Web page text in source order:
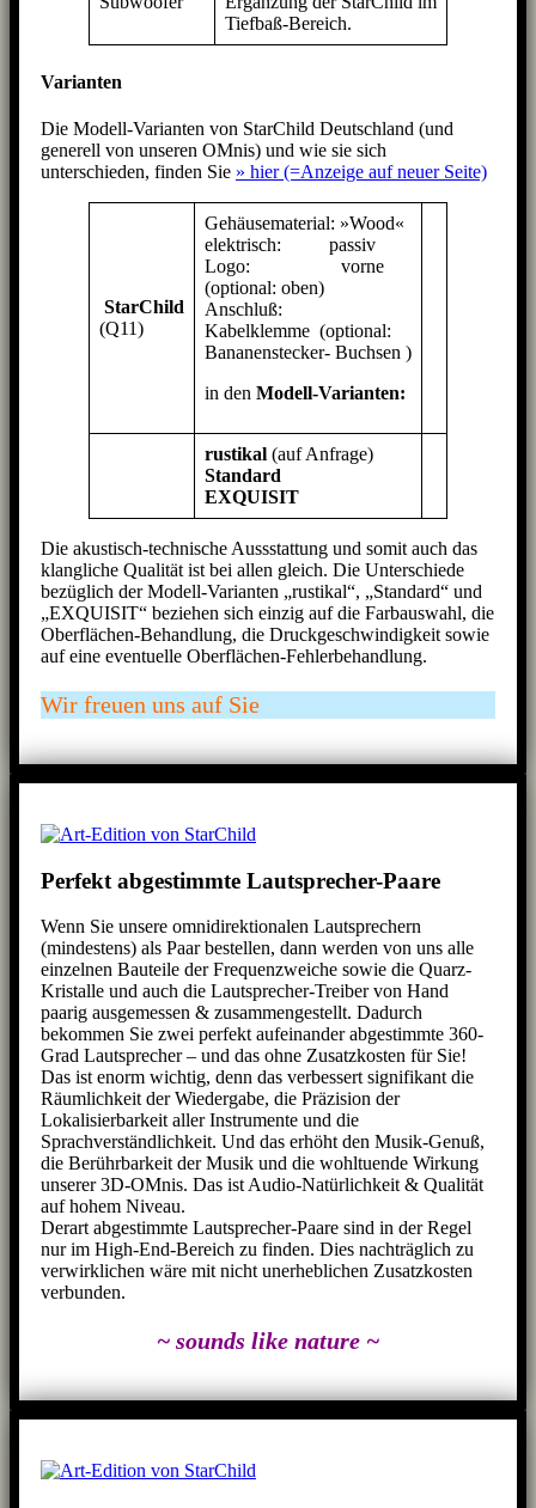
Tiefbaß-Bereich.
Varianten
Die Modell-Varianten von StarChild Deutschland (und
generell von unseren OMnis) und wie sie sich
unterschieden, finden Sie » hier (=Anzeige auf neuer Seite)
StarChild
(Q11)
Gehäusematerial: »Wood«
elektrisch: passiv
Logo: vorne
(optional: oben)
Anschluß:
Kabelklemme (optional:
Bananenstecker- Buchsen )
in den Modell-Varianten:
rustikal (auf Anfrage)
Standard
EXQUISIT
Die akustisch-technische Aussstattung und somit auch das
klangliche Qualität ist bei allen gleich. Die Unterschiede
bezüglich der Modell-Varianten „rustikal“, „Standard“ und
„EXQUISIT“ beziehen sich einzig auf die Farbauswahl, die
Oberflächen-Behandlung, die Druckgeschwindigkeit sowie
auf eine eventuelle Oberflächen-Fehlerbehandlung.
Wir freuen uns auf Sie
Perfekt abgestimmte Lautsprecher-Paare
Wenn Sie unsere omnidirektionalen Lautsprechern
(mindestens) als Paar bestellen, dann werden von uns alle
einzelnen Bauteile der Frequenzweiche sowie die Quarz-
Kristalle und auch die Lautsprecher-Treiber von Hand
paarig ausgemessen & zusammengestellt. Dadurch
bekommen Sie zwei perfekt aufeinander abgestimmte 360-
Grad Lautsprecher – und das ohne Zusatzkosten für Sie!
Das ist enorm wichtig, denn das verbessert signifikant die
Räumlichkeit der Wiedergabe, die Präzision der
Lokalisierbarkeit aller Instrumente und die
Sprachverständlichkeit. Und das erhöht den Musik-Genuß,
die Berührbarkeit der Musik und die wohltuende Wirkung
unserer 3D-OMnis. Das ist Audio-Natürlichkeit & Qualität
auf hohem Niveau.
Derart abgestimmte Lautsprecher-Paare sind in der Regel
nur im High-End-Bereich zu finden. Dies nachträglich zu
verwirklichen wäre mit nicht unerheblichen Zusatzkosten
verbunden.
~ sounds like nature ~